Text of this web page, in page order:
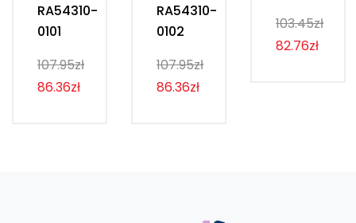
RA54310-
0101
107.95zł
86.36zł
RA54310-
0102
107.95zł
86.36zł
103.45zł
82.76zł